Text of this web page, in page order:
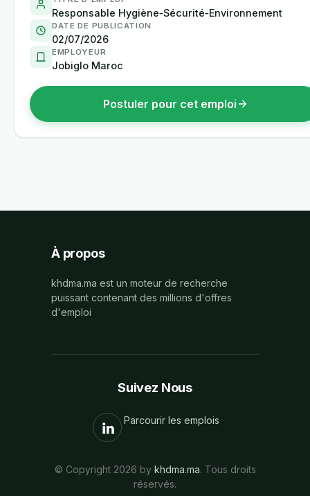
Responsable Hygiène‑Sécurité‑Environnement
DATE DE PUBLICATION
02/07/2026
EMPLOYEUR
Jobiglo Maroc
Postuler pour cet emploi
À propos
khdma.ma est un moteur de recherche
puissant contenant des millions d'offres
d'emploi
Suivez Nous
Parcourir les emplois
© Copyright 2026 by khdma.ma. Tous droits
réservés.